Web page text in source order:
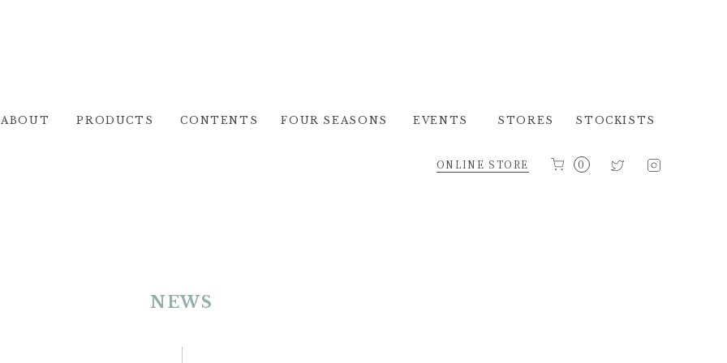
ABOUT PRODUCTS CONTENTS FOUR SEASONS EVENTS STORES STOCKISTS
ONLINE STORE 0
NEWS